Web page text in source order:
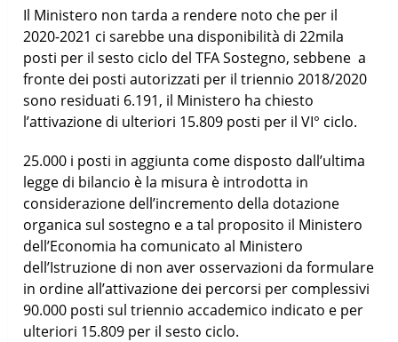
Il Ministero non tarda a rendere noto che per il
2020-2021 ci sarebbe una disponibilità di 22mila
posti per il sesto ciclo del TFA Sostegno, sebbene a
fronte dei posti autorizzati per il triennio 2018/2020
sono residuati 6.191, il Ministero ha chiesto
l’attivazione di ulteriori 15.809 posti per il VI° ciclo.
25.000 i posti in aggiunta come disposto dall’ultima
legge di bilancio è la misura è introdotta in
considerazione dell’incremento della dotazione
organica sul sostegno e a tal proposito il Ministero
dell’Economia ha comunicato al Ministero
dell’Istruzione di non aver osservazioni da formulare
in ordine all’attivazione dei percorsi per complessivi
90.000 posti sul triennio accademico indicato e per
ulteriori 15.809 per il sesto ciclo.